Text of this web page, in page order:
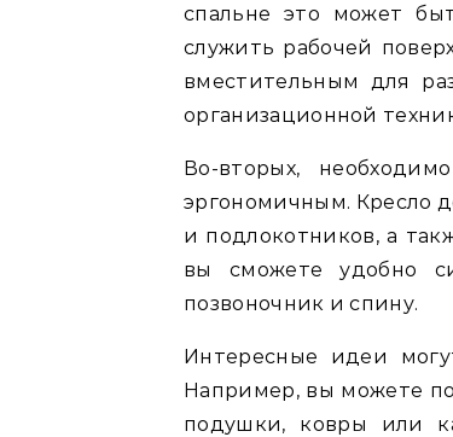
спальне это может
служить рабочей
вместительным для
организационной
Во-вторых,
эргономичным. Кресло
и подлокотников, а
вы сможете удобно
позвоночник и спину.
Интересные идеи
Например, вы можете
подушки, ковры или